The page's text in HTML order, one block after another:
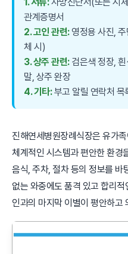
관계증명서
2. 고인 관련:영정용 사진, 주
체 시)
3. 상주 관련:검은색 정장, 흰
말, 상주 완장
4. 기타:부고 알릴 연락처 목
진해연세병원장례식장은 유가
체계적인 시스템과 편안한 환경
음식, 주차, 절차 등의 정보를 바
없는 와중에도 품격 있고 합리
인과의 마지막 이별이 평안하고